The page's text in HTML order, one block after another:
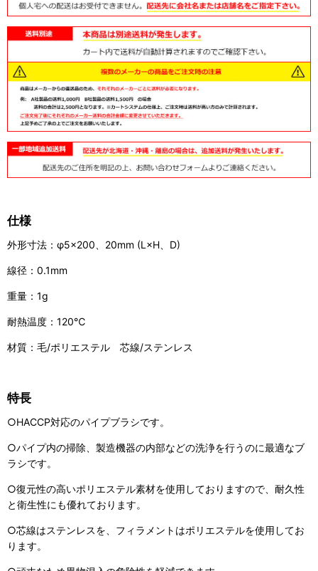
仕様
外形寸法：φ5×200、20mm (L×H、D)
線径：0.1mm
重量：1g
耐熱温度：120℃
材質：毛/ポリエステル 芯線/ステンレス
特長
○HACCP対応のパイプブラシです。
○パイプ内の掃除、製造機器の内部などの洗浄を行うのに最適なブ
ラシです。
○復元性の高いポリエステル素材を使用しておりますので、耐久性
と衛生性にも優れております。
○芯線はステンレスを、フィラメントはポリエステルを使用してお
ります。